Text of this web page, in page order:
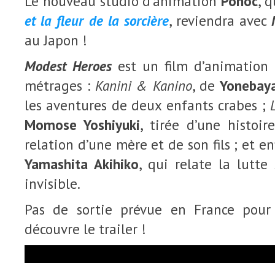
et la fleur de la sorcière, reviendra avec
au Japon !
Modest Heroes est un film d’animation
métrages : Kanini & Kanino, de
les aventures de deux enfants crabes ;
Momose Yoshiyuki, tirée d’une
relation d’une mère et de son fils ; et
Yamashita Akihiko, qui relate la lutte
invisible.
Pas de sortie prévue en France
découvre le trailer !